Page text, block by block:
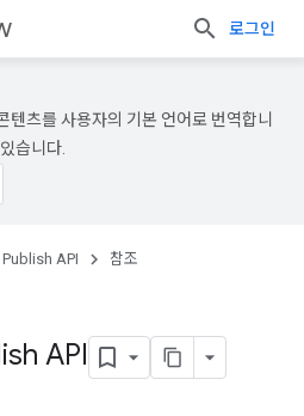
로그인
츠를 사용자의 기본 언어로 번역합니
습니다.
Publish API 참조
API